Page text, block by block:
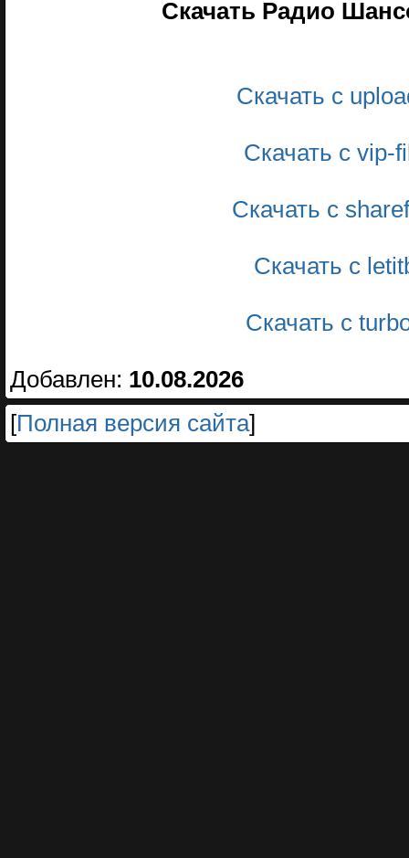
Скачать Радио
Скачать с
Скачать с
Скачать с
Скачать с
Скачать с
Добавлен: 10.08.2026
[Полная версия сайта]